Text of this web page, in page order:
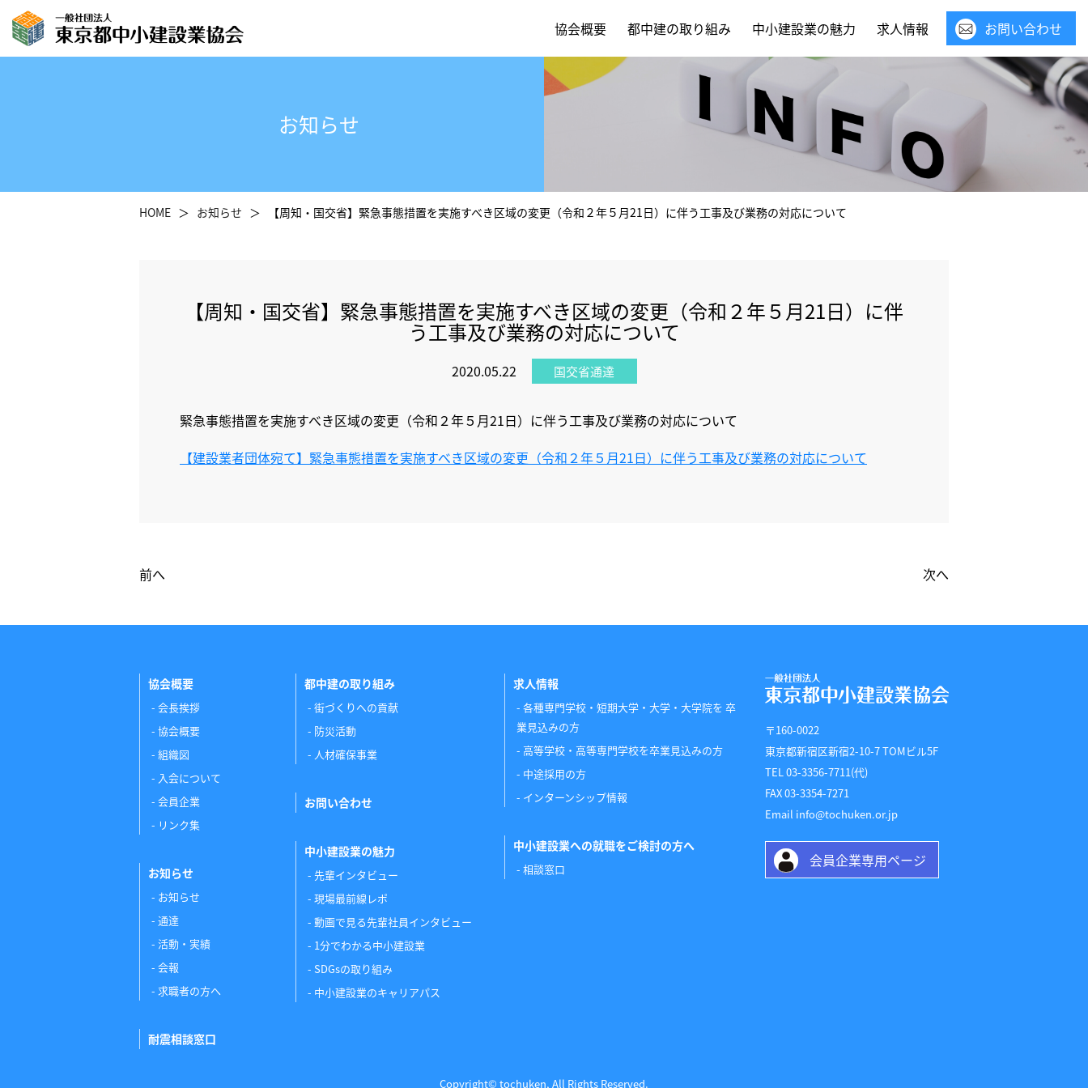
協会概要 都中建の取り組み 中小建設業の魅力 求人情報 お問い合わせ
お知らせ
HOME お知らせ 【周知・国交省】緊急事態措置を実施すべき区域の変更（令和２年５月21日）に伴う工事及び業務の対応について
【周知・国交省】緊急事態措置を実施すべき区域の変更（令和２年５月21日）に伴
う工事及び業務の対応について
2020.05.22 国交省通達
緊急事態措置を実施すべき区域の変更（令和２年５月21日）に伴う工事及び業務の対応について
【建設業者団体宛て】緊急事態措置を実施すべき区域の変更（令和２年５月21日）に伴う工事及び業務の対応について
前へ 次へ
協会概要
会長挨拶
協会概要
組織図
入会について
会員企業
リンク集
お知らせ
お知らせ
通達
活動・実績
会報
求職者の方へ
耐震相談窓口
都中建の取り組み
街づくりへの貢献
防災活動
人材確保事業
お問い合わせ
中小建設業の魅力
先輩インタビュー
現場最前線レポ
動画で見る先輩社員インタビュー
1分でわかる中小建設業
SDGsの取り組み
中小建設業のキャリアパス
求人情報
各種専門学校・短期大学・大学・大学院を 卒
業見込みの方
高等学校・高等専門学校を卒業見込みの方
中途採用の方
インターンシップ情報
中小建設業への就職をご検討の方へ
相談窓口
〒160-0022
東京都新宿区新宿2-10-7 TOMビル5F
TEL 03-3356-7711(代)
FAX 03-3354-7271
Email info@tochuken.or.jp
会員企業専用ページ
Copyright© tochuken, All Rights Reserved.